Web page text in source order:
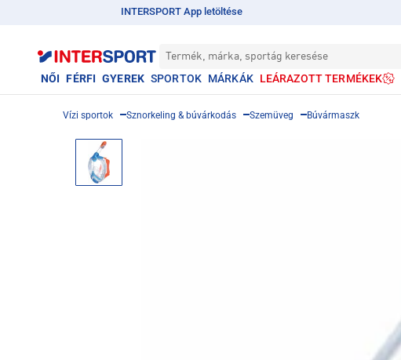
INTERSPORT App letöltése
Termék, márka, sportág keresése
NŐI FÉRFI GYEREK SPORTOK MÁRKÁK LEÁRAZOTT TERMÉKEK
Vízi sportok Sznorkeling & búvárkodás Szemüveg Búvármaszk